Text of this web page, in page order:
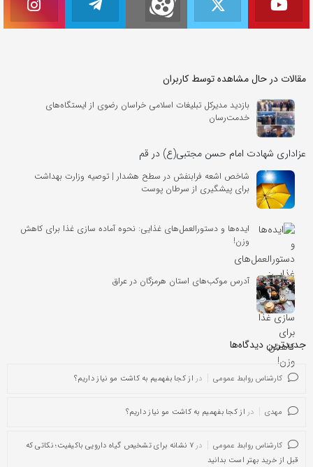
مقالات در حال مشاهده توسط کاربران
بازدید مدیرکل تبلیغات اسلامی خراسان رضوی از ایستگاه‌های
خدمت‌رسان
عزاداری شهادت امام حسن مجتبی(ع) در قم
شاخص اشعه فرابنفش در سطح هشدار | توصیه وزارت بهداشت
برای پیشگیری از سرطان پوست
ایده‌ها و دستورالعمل‌های غذایی: نحوه آماده سازی غذا برای کاهش
وزن!
آدرس موکب‌های استان هرمزگان در عراق
جدیدترین دیدگاه‌‌ها
کارشناس روابط عمومی در از کجا بفهمیم به کاشت مو نیاز داریم؟
مهدی در از کجا بفهمیم به کاشت مو نیاز داریم؟
کارشناس روابط عمومی در
۷ نشانه برای تشخیص گیاه دارویی باکیفیت؛ نکاتی که
قبل از خرید بهتر است بدانید